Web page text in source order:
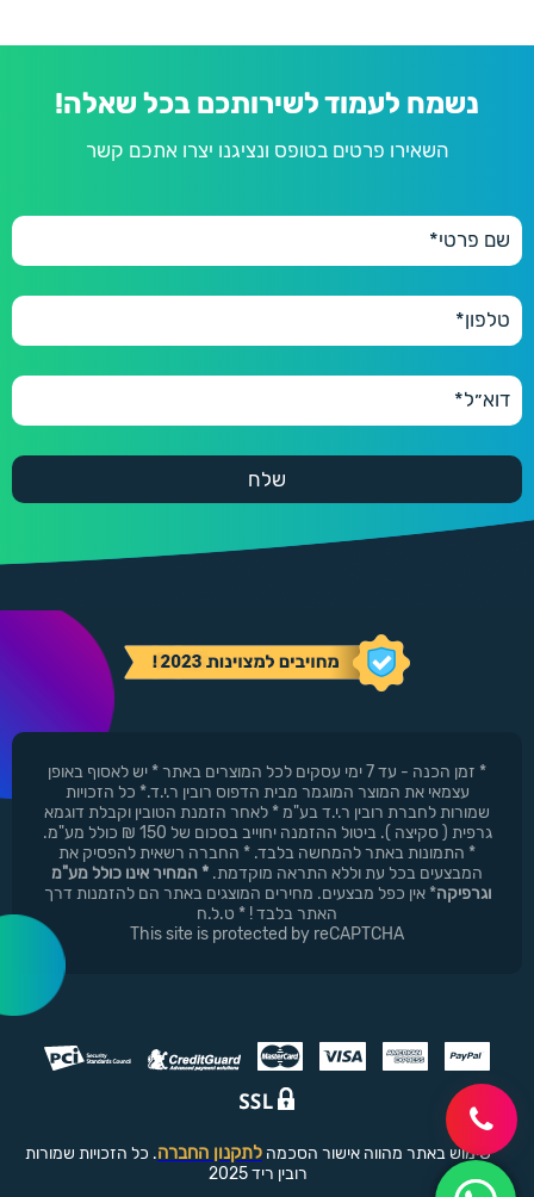
נשמח לעמוד לשירותכם בכל שאלה!
השאירו פרטים בטופס ונציגנו יצרו אתכם קשר
* זמן הכנה - עד 7 ימי עסקים לכל המוצרים באתר * יש לאסוף באופן
עצמאי את המוצר המוגמר מבית הדפוס רובין ר.י.ד.* כל הזכויות
שמורות לחברת רובין ר.י.ד בע"מ * לאחר הזמנת הטובין וקבלת דוגמא
גרפית ( סקיצה ). ביטול ההזמנה יחוייב בסכום של 150 ₪ כולל מע"מ.
* התמונות באתר להמחשה בלבד. * החברה רשאית להפסיק את
המבצעים בכל עת וללא התראה מוקדמת. * המחיר אינו כולל מע"מ
וגרפיקה* אין כפל מבצעים. מחירים המוצגים באתר הם להזמנות דרך
האתר בלבד ! * ט.ל.ח
This site is protected by reCAPTCHA
שימוש באתר מהווה אישור הסכמה לתקנון החברה. כל הזכויות שמורות
רובין ריד 2025